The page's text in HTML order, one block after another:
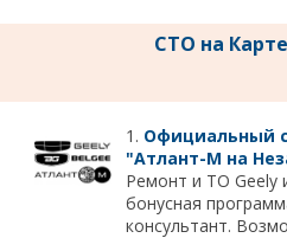
СТО на
1. Официальный
"Атлант-М на
Ремонт и ТО Geely
бонусная
консультант.